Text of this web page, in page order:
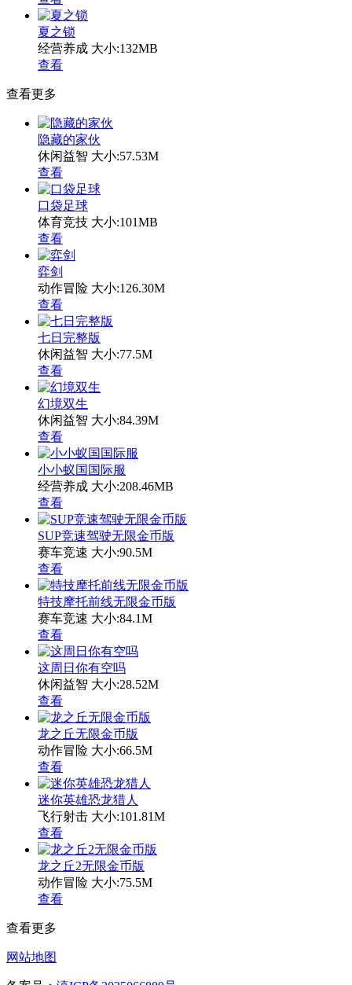
夏之锁
经营养成 大小:132MB
查看
查看更多
隐藏的家伙
休闲益智 大小:57.53M
查看
口袋足球
体育竞技 大小:101MB
查看
弈剑
动作冒险 大小:126.30M
查看
七日完整版
休闲益智 大小:77.5M
查看
幻境双生
休闲益智 大小:84.39M
查看
小小蚁国国际服
经营养成 大小:208.46MB
查看
SUP竞速驾驶无限金币版
赛车竞速 大小:90.5M
查看
特技摩托前线无限金币版
赛车竞速 大小:84.1M
查看
这周日你有空吗
休闲益智 大小:28.52M
查看
龙之丘无限金币版
动作冒险 大小:66.5M
查看
迷你英雄恐龙猎人
飞行射击 大小:101.81M
查看
龙之丘2无限金币版
动作冒险 大小:75.5M
查看
查看更多
网站地图